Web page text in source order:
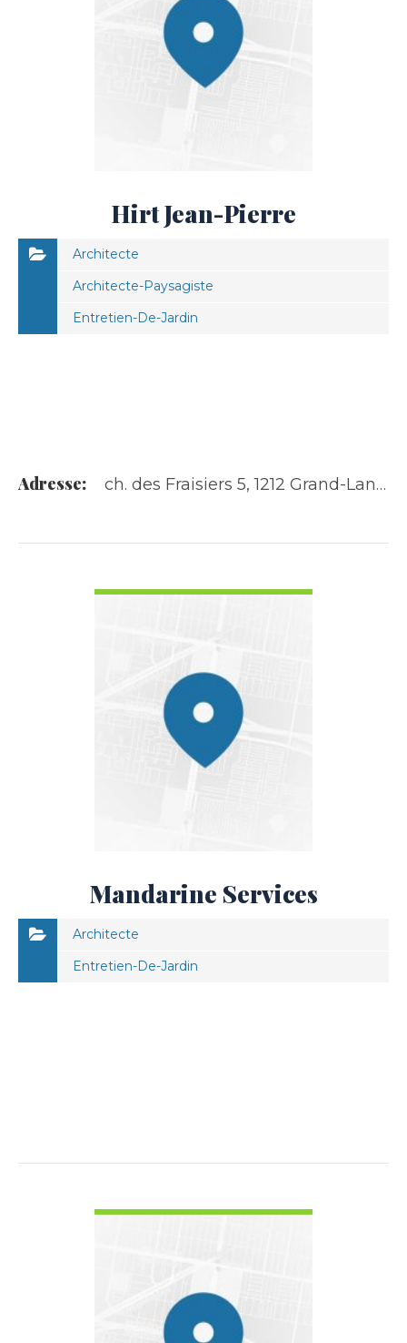
Hirt Jean-Pierre
Architecte
Architecte-Paysagiste
Entretien-De-Jardin
Adresse: ch. des Fraisiers 5, 1212 Grand-Lancy
Mandarine Services
Architecte
Entretien-De-Jardin